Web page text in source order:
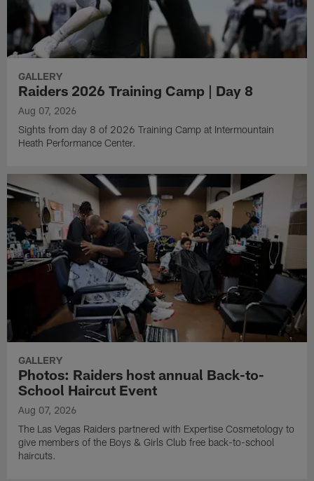
GALLERY
Raiders 2026 Training Camp | Day 8
Aug 07, 2026
Sights from day 8 of 2026 Training Camp at Intermountain
Heath Performance Center.
GALLERY
Photos: Raiders host annual Back-to-
School Haircut Event
Aug 07, 2026
The Las Vegas Raiders partnered with Expertise Cosmetology to
give members of the Boys & Girls Club free back-to-school
haircuts.